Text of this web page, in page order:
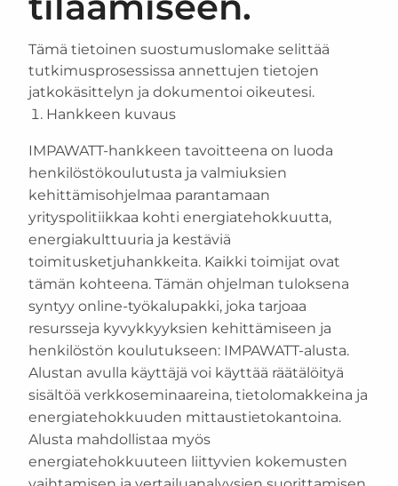
Tämä tietoinen suostumuslomake selittää
tutkimusprosessissa annettujen tietojen
jatkokäsittelyn ja dokumentoi oikeutesi.
Hankkeen kuvaus
IMPAWATT-hankkeen tavoitteena on luoda
henkilöstökoulutusta ja valmiuksien
kehittämisohjelmaa parantamaan
yrityspolitiikkaa kohti energiatehokkuutta,
energiakulttuuria ja kestäviä
toimitusketjuhankkeita. Kaikki toimijat ovat
tämän kohteena. Tämän ohjelman tuloksena
syntyy online-työkalupakki, joka tarjoaa
resursseja kyvykkyyksien kehittämiseen ja
henkilöstön koulutukseen: IMPAWATT-alusta.
Alustan avulla käyttäjä voi käyttää räätälöityä
sisältöä verkkoseminaareina, tietolomakkeina ja
energiatehokkuuden mittaustietokantoina.
Alusta mahdollistaa myös
energiatehokkuuteen liittyvien kokemusten